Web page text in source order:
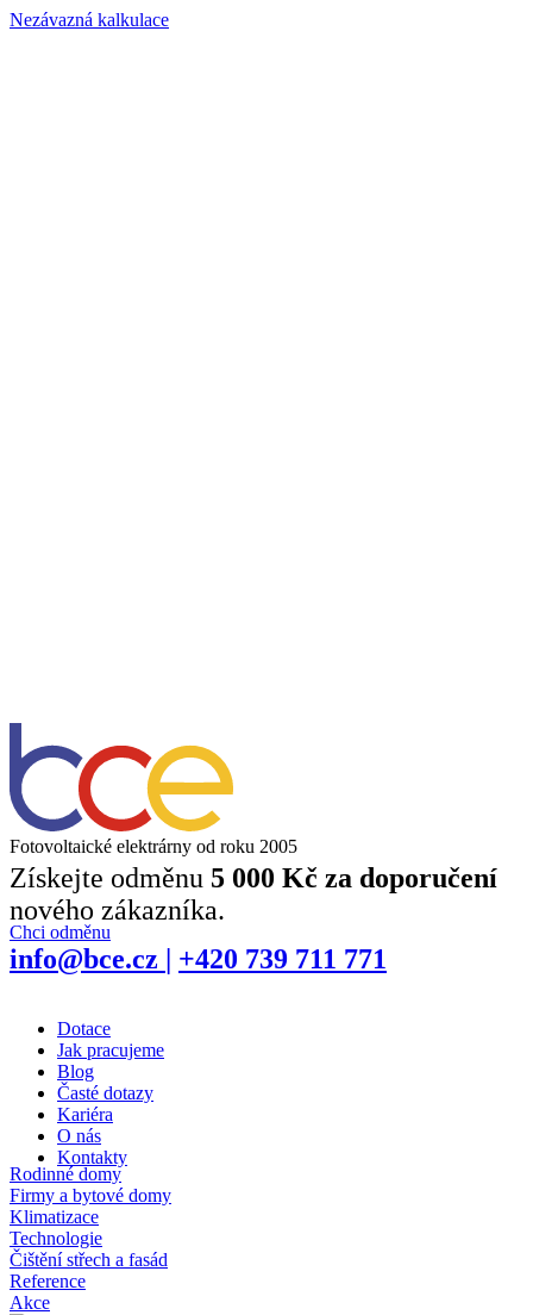
Nezávazná kalkulace
Fotovoltaické elektrárny od roku 2005
Získejte odměnu 5 000 Kč za doporučení
nového zákazníka.
Chci odměnu
info@bce.cz +420 739 711 771
Dotace
Jak pracujeme
Blog
Časté dotazy
Kariéra
O nás
Kontakty
Rodinné domy
Firmy a bytové domy
Klimatizace
Technologie
Čištění střech a fasád
Reference
Akce